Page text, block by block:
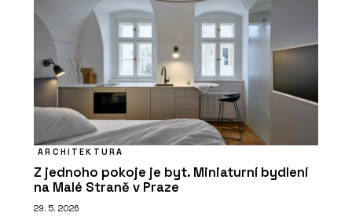
ARCHITEKTURA
Z jednoho pokoje je byt. Miniaturní bydlení
na Malé Straně v Praze
29. 5. 2026